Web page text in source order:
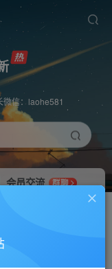
微信：laohe581
会员交流
群聊